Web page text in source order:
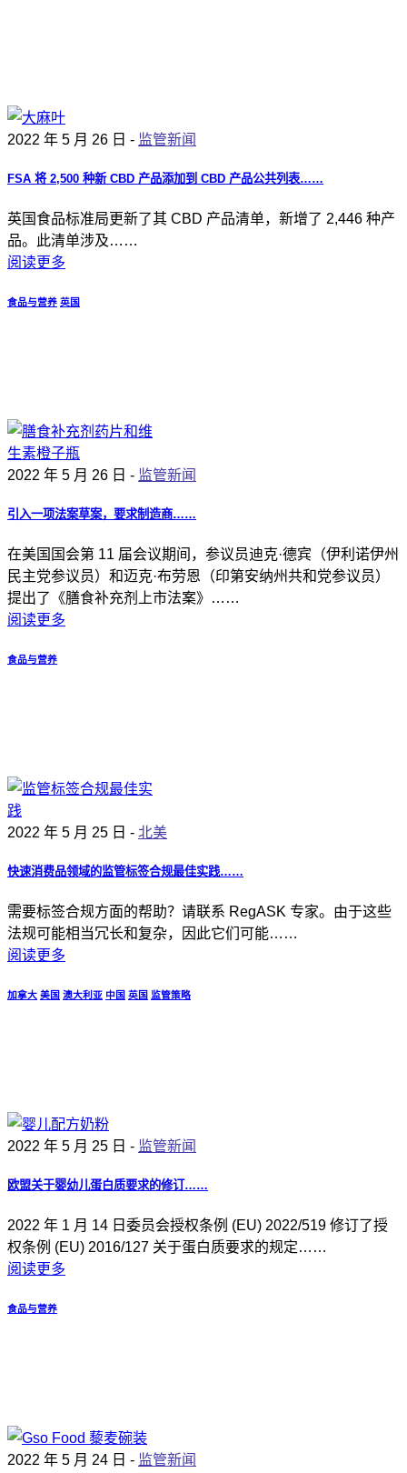
2022 年 5 月 26 日 - 监管新闻
FSA 将 2,500 种新 CBD 产品添加到 CBD 产品公共列表……
英国食品标准局更新了其 CBD 产品清单，新增了 2,446 种产
品。此清单涉及……
阅读更多
食品与营养 英国
2022 年 5 月 26 日 - 监管新闻
引入一项法案草案，要求制造商……
在美国国会第 11 届会议期间，参议员迪克·德宾（伊利诺伊州
民主党参议员）和迈克·布劳恩（印第安纳州共和党参议员）
提出了《膳食补充剂上市法案》……
阅读更多
食品与营养
2022 年 5 月 25 日 - 北美
快速消费品领域的监管标签合规最佳实践……
需要标签合规方面的帮助？请联系 RegASK 专家。由于这些
法规可能相当冗长和复杂，因此它们可能……
阅读更多
加拿大 美国 澳大利亚 中国 英国 监管策略
2022 年 5 月 25 日 - 监管新闻
欧盟关于婴幼儿蛋白质要求的修订……
2022 年 1 月 14 日委员会授权条例 (EU) 2022/519 修订了授
权条例 (EU) 2016/127 关于蛋白质要求的规定……
阅读更多
食品与营养
2022 年 5 月 24 日 - 监管新闻